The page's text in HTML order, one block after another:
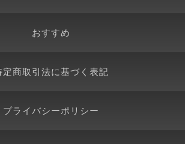
おすすめ
定商取引法に基づく表記
プライバシーポリシー